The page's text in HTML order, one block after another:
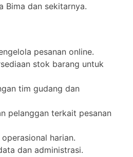
Bima dan sekitarnya.
pesanan online.
stok barang untuk
tim gudang dan
pelanggan terkait pesanan
harian.
dan administrasi.